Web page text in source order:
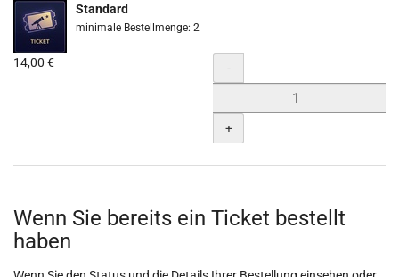
Standard
minimale Bestellmenge: 2
14,00 € Menge
-
+
Wenn Sie bereits ein Ticket bestellt
haben